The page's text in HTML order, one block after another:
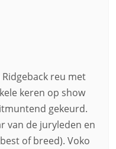
reu met
keren op show
gekeurd.
van de juryleden en
of breed). Voko